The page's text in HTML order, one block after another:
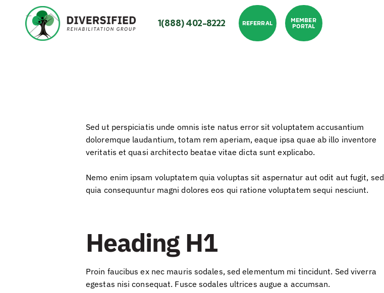
1(888) 402-8222 REFERRAL
MEMBER
PORTAL
Sed ut perspiciatis unde omnis iste natus error sit voluptatem accusantium
doloremque laudantium, totam rem aperiam, eaque ipsa quae ab illo inventore
veritatis et quasi architecto beatae vitae dicta sunt explicabo.
Nemo enim ipsam voluptatem quia voluptas sit aspernatur aut odit aut fugit, sed
quia consequuntur magni dolores eos qui ratione voluptatem sequi nesciunt.
Heading H1
Proin faucibus ex nec mauris sodales, sed elementum mi tincidunt. Sed viverra
egestas nisi consequat. Fusce sodales ultrices augue a accumsan.